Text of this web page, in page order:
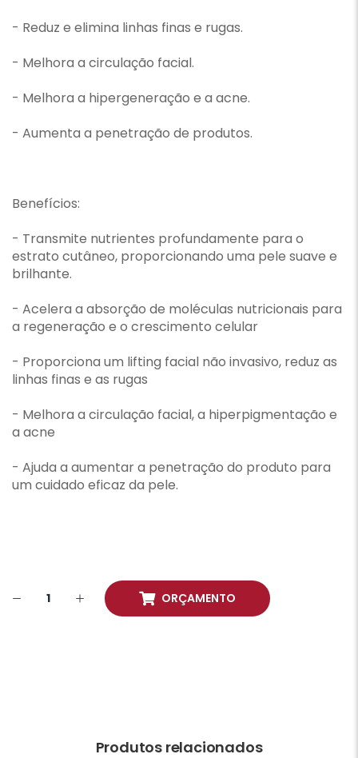
- Reduz e elimina linhas finas e rugas.
- Melhora a circulação facial.
- Melhora a hipergeneração e a acne.
- Aumenta a penetração de produtos.
Benefícios:
- Transmite nutrientes profundamente para o
estrato cutâneo, proporcionando uma pele suave e
brilhante.
- Acelera a absorção de moléculas nutricionais para
a regeneração e o crescimento celular
- Proporciona um lifting facial não invasivo, reduz as
linhas finas e as rugas
- Melhora a circulação facial, a hiperpigmentação e
a acne
- Ajuda a aumentar a penetração do produto para
um cuidado eficaz da pele.
ORÇAMENTO
Produtos relacionados